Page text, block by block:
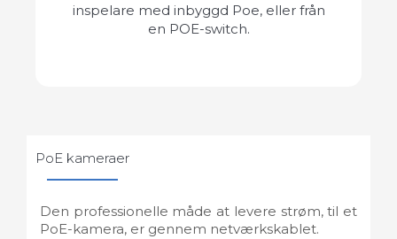
inspelare med inbyggd Poe, eller från
en POE-switch.
PoE kameraer
Den professionelle måde at levere strøm, til et
PoE-kamera, er gennem netværkskablet.